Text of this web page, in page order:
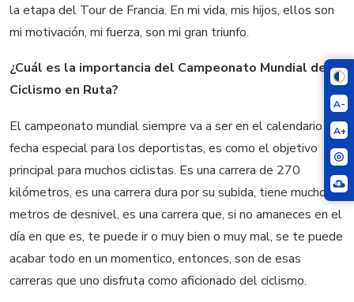
A-
A+
la etapa del Tour de Francia. En mi vida, mis hijos, ellos son
mi motivación, mi fuerza, son mi gran triunfo.
¿Cuál es la importancia del Campeonato Mundial de
Ciclismo en Ruta?
El campeonato mundial siempre va a ser en el calendario una
fecha especial para los deportistas, es como el objetivo
principal para muchos ciclistas. Es una carrera de 270
kilómetros, es una carrera dura por su subida, tiene muchos
metros de desnivel, es una carrera que, si no amaneces en el
día en que es, te puede ir o muy bien o muy mal, se te puede
acabar todo en un momentico, entonces, son de esas
carreras que uno disfruta como aficionado del ciclismo.